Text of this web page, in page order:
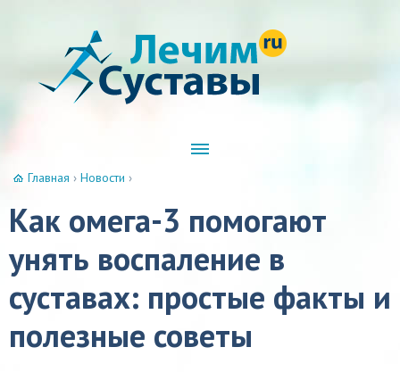
Главная › Новости ›
Как омега-3 помогают
унять воспаление в
суставах: простые факты и
полезные советы